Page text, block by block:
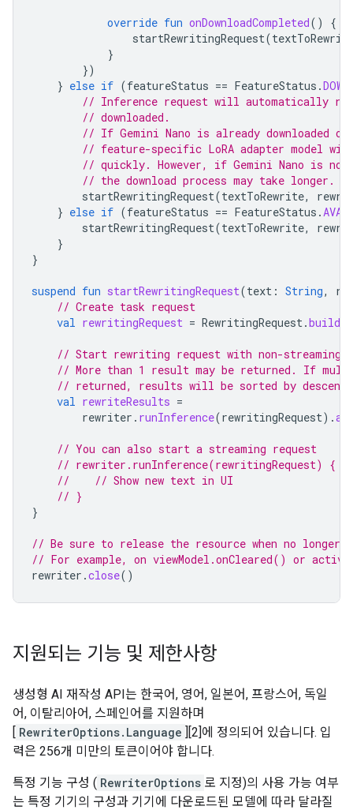
override fun onDownloadCompleted()
{
startRewritingRequest(
}
})
} else if (featureStatus == FeatureStatus .
// Inference request will automatically
// downloaded.
// If Gemini Nano is already downloaded
// feature-specific LoRA adapter model will
// quickly. However, if Gemini Nano is not
// the download process may take longer.
startRewritingRequest(textToRewrite,
} else if (featureStatus == FeatureStatus .
startRewritingRequest(textToRewrite,
}
}
suspend fun startRewritingRequest(text : String,
// Create task request
val rewritingRequest = RewritingRequest.builder
// Start rewriting request with non-streaming
// More than 1 result may be returned. If
// returned, results will be sorted by
val rewriteResults =
rewriter . runInference(rewritingRequest).
// You can also start a streaming request
// rewriter.runInference(rewritingRequest) {
//    // Show new text in UI
// }
}
// Be sure to release the resource when no longer
// For example, on viewModel.onCleared() or
rewriter .close()
지원되는 기능 및 제한사항
생성형 AI 재작성 API는 한국어, 영어, 일본어, 프랑스어, 독일
어, 이탈리아어, 스페인어를 지원하며
[ RewriterOptions.Language ][2]에 정의되어 있습니다. 입
력은 256개 미만의 토큰이어야 합니다.
특정 기능 구성 ( RewriterOptions 로 지정)의 사용 가능 여부
는 특정 기기의 구성과 기기에 다운로드된 모델에 따라 달라질